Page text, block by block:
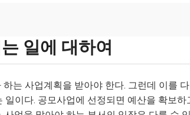
일에 대하여
는 사업계획을 받아야 한다. 그런데 이를
이다. 공모사업에 선정되면 예산을 확보하